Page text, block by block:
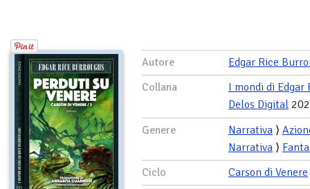
Autore
Edgar Rice
Collana
I mondi di Edgar
Delos Digital
Genere
Narrativa ⟩
Narrativa ⟩
Ciclo
Carson di Venere